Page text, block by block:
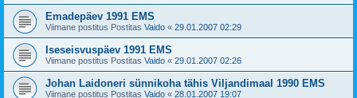
Emadepäev 1991 EMS
Viimane postitus Postitas Vaido « 29.01.2007 02:29
Iseseisvuspäev 1991 EMS
Viimane postitus Postitas Vaido « 29.01.2007 02:26
Johan Laidoneri sünnikoha tähis Viljandimaal 1990 EMS
Viimane postitus Postitas Vaido « 28.01.2007 19:07